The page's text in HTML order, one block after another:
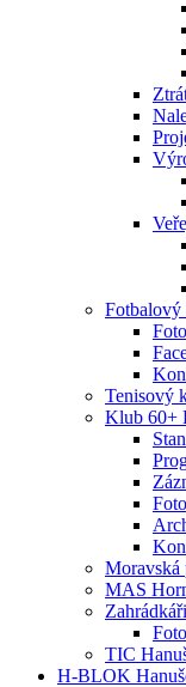
Fotbalový
Tenisový
Klub 60+
Moravská
MAS
TIC
H-BLOK